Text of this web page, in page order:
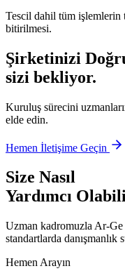
Tescil dahil tüm işlemlerin
bitirilmesi.
Şirketinizi
sizi bekliyor.
Kuruluş sürecini
elde edin.
Hemen İletişime Geçin
Size Nasıl
Yardımcı
Uzman kadromuzla Ar-Ge
standartlarda danışmanlık
Hemen Arayın